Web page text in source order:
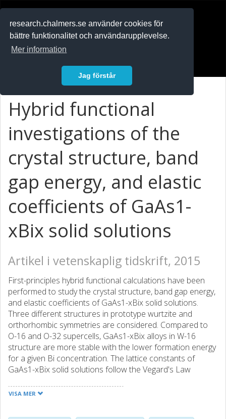
research.chalmers.se använder cookies för
bättre funktionalitet och användarupplevelse.
Mer information
Jag förstår
Hybrid functional
investigations of the
crystal structure, band
gap energy, and elastic
coefficients of GaAs1-
xBix solid solutions
Artikel i vetenskaplig tidskrift, 2015
First-principles hybrid functional calculations have been
performed to study the crystal structure, band gap energy,
and elastic coefficients of GaAs1-xBix solid solutions.
Three different structures in prototype wurtzite and
orthorhombic symmetries are considered. Compared to
O-16 and O-32 supercells, GaAs1-xBix alloys in W-16
structure are more stable with the lower formation energy
for a given Bi concentration. The lattice constants of
GaAs1-xBix solid solutions follow the Vegard's Law
band gap decreases with the increase of Bi concentration,
VISA MER